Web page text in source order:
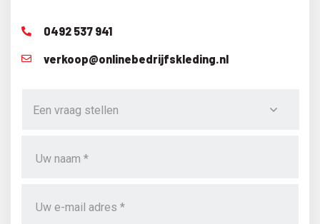
0492 537 941
verkoop@onlinebedrijfskleding.nl